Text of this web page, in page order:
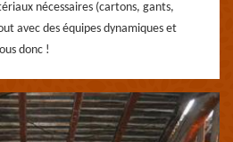
nécessaires (cartons, gants,
avec des équipes dynamiques et
donc !